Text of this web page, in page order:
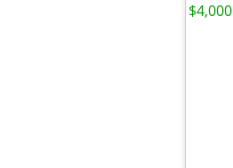
$4,000